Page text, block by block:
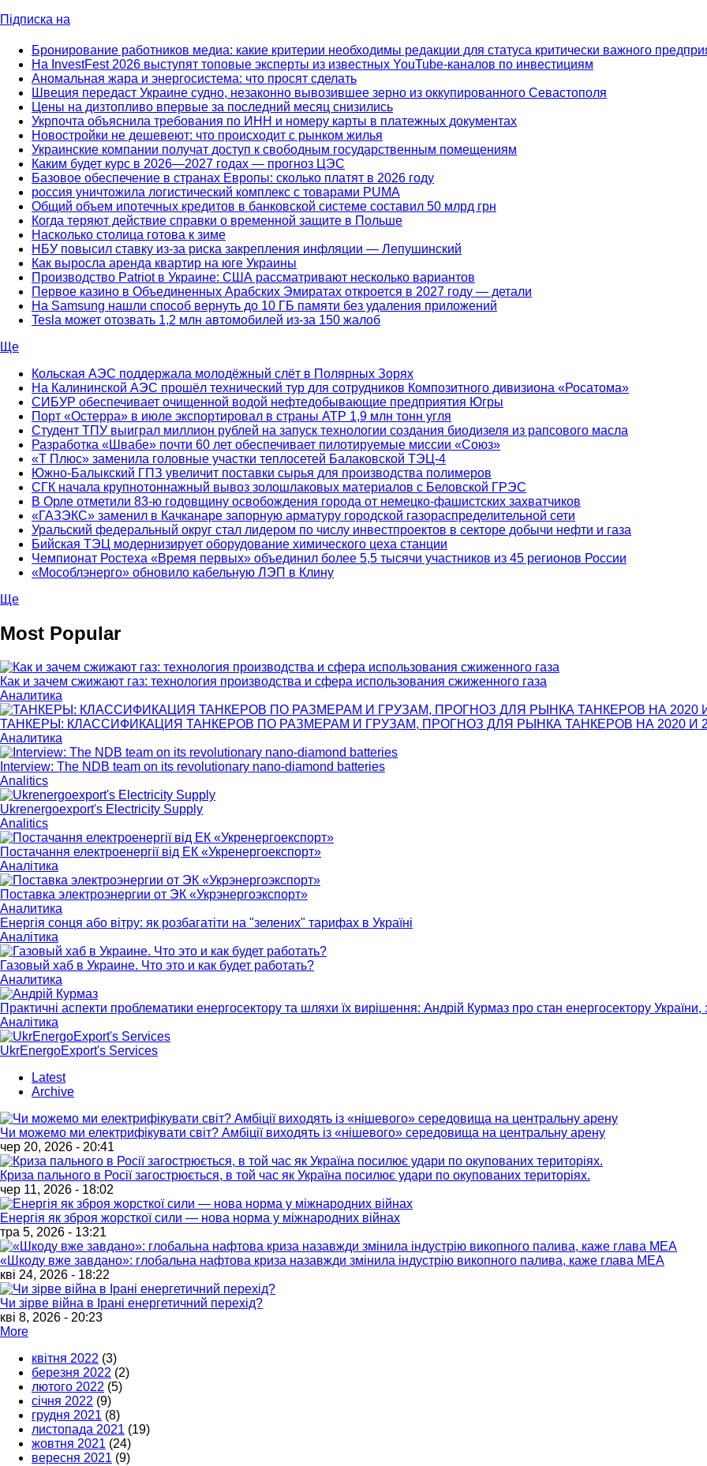
Підписка на
Бронирование работников медиа: какие критерии необходимы редакции для статуса критически важного
На InvestFest 2026 выступят топовые эксперты из известных YouTube-каналов по инвестициям
Аномальная жара и энергосистема: что просят сделать
Швеция передаст Украине судно, незаконно вывозившее зерно из оккупированного Севастополя
Цены на дизтопливо впервые за последний месяц снизились
Укрпочта объяснила требования по ИНН и номеру карты в платежных документах
Новостройки не дешевеют: что происходит с рынком жилья
Украинские компании получат доступ к свободным государственным помещениям
Каким будет курс в 2026—2027 годах — прогноз ЦЭС
Базовое обеспечение в странах Европы: сколько платят в 2026 году
россия уничтожила логистический комплекс с товарами PUMA
Общий объем ипотечных кредитов в банковской системе составил 50 млрд грн
Когда теряют действие справки о временной защите в Польше
Насколько столица готова к зиме
НБУ повысил ставку из-за риска закрепления инфляции — Лепушинский
Как выросла аренда квартир на юге Украины
Производство Patriot в Украине: США рассматривают несколько вариантов
Первое казино в Объединенных Арабских Эмиратах откроется в 2027 году — детали
На Samsung нашли способ вернуть до 10 ГБ памяти без удаления приложений
Tesla может отозвать 1,2 млн автомобилей из-за 150 жалоб
Ще
Кольская АЭС поддержала молодёжный слёт в Полярных Зорях
На Калининской АЭС прошёл технический тур для сотрудников Композитного дивизиона «Росатома»
СИБУР обеспечивает очищенной водой нефтедобывающие предприятия Югры
Порт «Остерра» в июле экспортировал в страны АТР 1,9 млн тонн угля
Студент ТПУ выиграл миллион рублей на запуск технологии создания биодизеля из рапсового масла
Разработка «Швабе» почти 60 лет обеспечивает пилотируемые миссии «Союз»
«Т Плюс» заменила головные участки теплосетей Балаковской ТЭЦ-4
Южно-Балыкский ГПЗ увеличит поставки сырья для производства полимеров
СГК начала крупнотоннажный вывоз золошлаковых материалов с Беловской ГРЭС
В Орле отметили 83-ю годовщину освобождения города от немецко-фашистских захватчиков
«ГАЗЭКС» заменил в Качканаре запорную арматуру городской газораспределительной сети
Уральский федеральный округ стал лидером по числу инвестпроектов в секторе добычи нефти и газа
Бийская ТЭЦ модернизирует оборудование химического цеха станции
Чемпионат Ростеха «Время первых» объединил более 5,5 тысячи участников из 45 регионов России
«Мособлэнерго» обновило кабельную ЛЭП в Клину
Ще
Most Popular
Как и зачем сжижают газ: технология производства и сфера использования сжиженного газа
Аналитика
ТАНКЕРЫ: КЛАССИФИКАЦИЯ ТАНКЕРОВ ПО РАЗМЕРАМ И ГРУЗАМ, ПРОГНОЗ ДЛЯ РЫНКА ТАНКЕРОВ НА 2020 И
Аналитика
Interview: The NDB team on its revolutionary nano-diamond batteries
Analitics
Ukrenergoexport's Electricity Supply
Analitics
Постачання електроенергії від ЕК «Укренергоекспорт»
Аналітика
Поставка электроэнергии от ЭК «Укрэнергоэкспорт»
Аналитика
Енергія сонця або вітру: як розбагатіти на "зелених" тарифах в Україні
Аналітика
Газовый хаб в Украине. Что это и как будет работать?
Аналитика
Практичні аспекти проблематики енергосектору та шляхи їх вирішення: Андрій Курмаз про стан енергосектору України,
Аналітика
UkrEnergoExport's Services
Latest
Archive
Чи можемо ми електрифікувати світ? Амбіції виходять із «нішевого» середовища на центральну арену
чер 20, 2026 - 20:41
Криза пального в Росії загострюється, в той час як Україна посилює удари по окупованих територіях.
чер 11, 2026 - 18:02
Енергія як зброя жорсткої сили — нова норма у міжнародних війнах
тра 5, 2026 - 13:21
«Шкоду вже завдано»: глобальна нафтова криза назавжди змінила індустрію викопного палива, каже глава МЕА
кві 24, 2026 - 18:22
Чи зірве війна в Ірані енергетичний перехід?
кві 8, 2026 - 20:23
More
квітня 2022 (3)
березня 2022 (2)
лютого 2022 (5)
січня 2022 (9)
грудня 2021 (8)
листопада 2021 (19)
жовтня 2021 (24)
вересня 2021 (9)